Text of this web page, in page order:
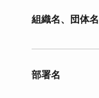
組織名、団体名
部署名